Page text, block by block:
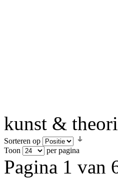
kunst &
Sorteren op
Toon
per pagina
Pagina 1 van